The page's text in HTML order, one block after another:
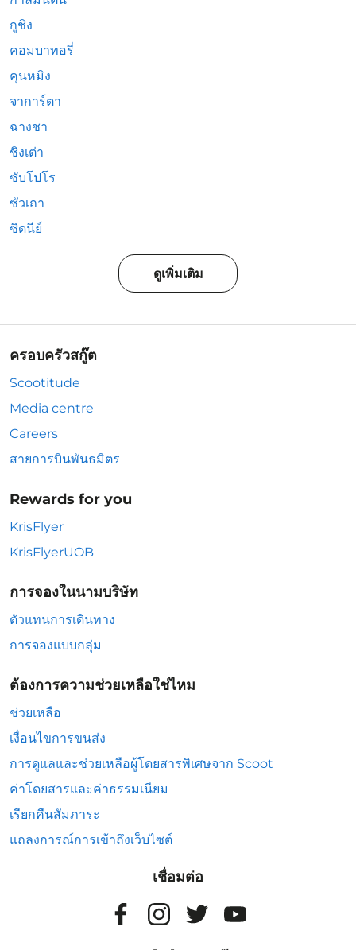
กูชิง
คอมบาทอรี่
คุนหมิง
จาการ์ตา
ฉางชา
ชิงเต่า
ซับโปโร
ซัวเถา
ซิดนีย์
ดูเพิ่มเติม
ครอบครัวสกู๊ต
Scootitude
Media centre
Careers
สายการบินพันธมิตร
Rewards for you
KrisFlyer
KrisFlyerUOB
การจองในนามบริษัท
ตัวแทนการเดินทาง
การจองแบบกลุ่ม
ต้องการความช่วยเหลือใช่ไหม
ช่วยเหลือ
เงื่อนไขการขนส่ง
การดูแลและช่วยเหลือผู้โดยสารพิเศษจาก Scoot
ค่าโดยสารและค่าธรรมเนียม
เรียกคืนสัมภาระ
แถลงการณ์การเข้าถึงเว็บไซต์
เชื่อมต่อ